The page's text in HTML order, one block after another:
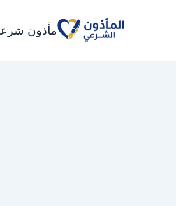
مأذون شرعي -